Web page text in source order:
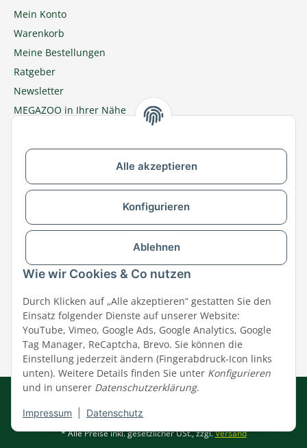
Alle akzeptieren
Konfigurieren
Ablehnen
Wie wir Cookies & Co nutzen
Durch Klicken auf „Alle akzeptieren“ gestatten Sie den
Einsatz folgender Dienste auf unserer Website:
YouTube, Vimeo, Google Ads, Google Analytics, Google
Tag Manager, ReCaptcha, Brevo. Sie können die
Einstellung jederzeit ändern (Fingerabdruck-Icon links
unten). Weitere Details finden Sie unter Konfigurieren
und in unserer Datenschutzerklärung.
Impressum Datenschutz
Mein Konto
Warenkorb
Meine Bestellungen
Ratgeber
Newsletter
MEGAZOO in Ihrer Nähe
Zu MEGAZOO-nord.de wechseln
Versandpartner & Zahlungsmöglichkeiten
Impressum|AGB|Datenschutz
© MEGAZOO Alpha GmbH
* Alle Preise inkl. gesetzlicher USt., zzgl.Versand